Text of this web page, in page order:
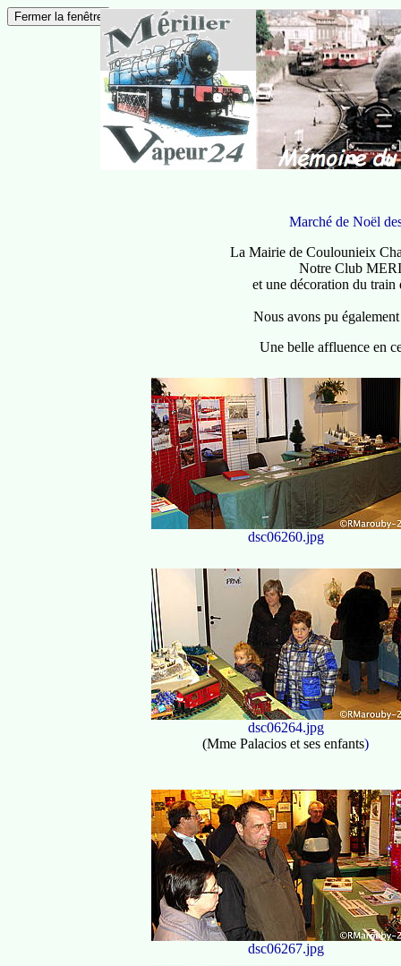
Marché de Noël
La Mairie de Coulounieix
Notre Club
et une décoration du train
Nous avons pu
Une belle affluence en
dsc06260.jpg
dsc06264.jpg
(Mme Palacios et ses enfants)
dsc06267.jpg